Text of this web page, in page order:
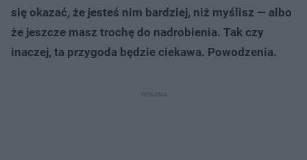
się okazać, że jesteś nim bardziej, niż myślisz — albo
że jeszcze masz trochę do nadrobienia. Tak czy
inaczej, ta przygoda będzie ciekawa. Powodzenia.